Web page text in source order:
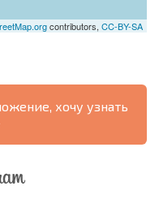
contributors, CC-BY-SA
хочу узнать